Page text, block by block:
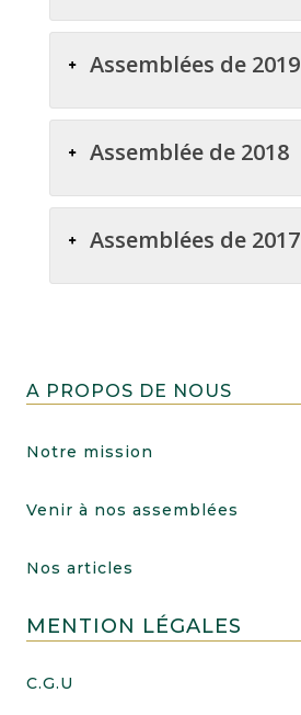
Assemblées de 2019
Assemblée de 2018
Assemblées de 2017
A PROPOS DE NOUS
Notre mission
Venir à nos assemblées
Nos articles
MENTION LÉGALES
C.G.U